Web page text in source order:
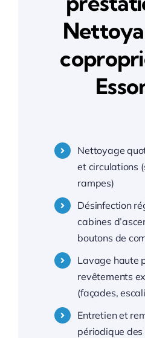
Nettoyage copropriétés 77
Nettoyage copropriétés 78
Nettoyage copropriétés 92
Nettoyage copropriétés 93
Nettoyage copropriétés 94
Nettoyage copropriétés 95
Nettoyage
et circulations
rampes)
Désinfection
cabines
boutons de
Lavage haute
revêtements
(façades,
Entretien et
périodique des